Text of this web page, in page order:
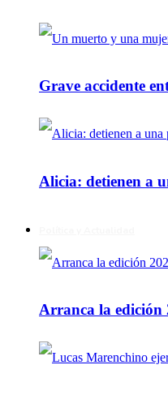
Grave accidente
Alicia: detienen a
Arranca la edición